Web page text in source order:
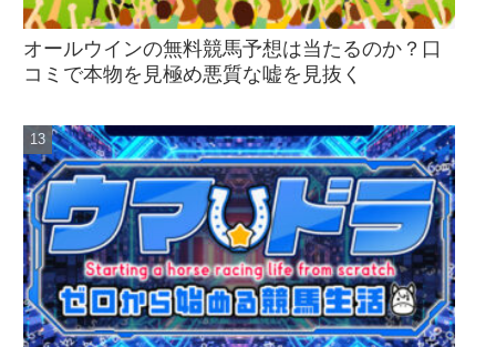
オールウインの無料競馬予想は当たるのか？口
コミで本物を見極め悪質な嘘を見抜く